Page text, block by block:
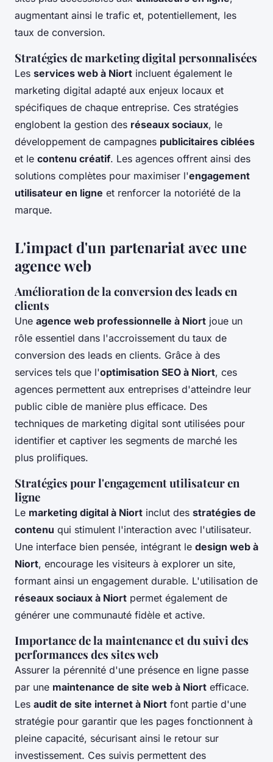
augmentant ainsi le trafic et, potentiellement, les
taux de conversion.
Stratégies de marketing digital personnalisées
Les services web à Niort incluent également le
marketing digital adapté aux enjeux locaux et
spécifiques de chaque entreprise. Ces stratégies
englobent la gestion des réseaux sociaux, le
développement de campagnes publicitaires ciblées
et le contenu créatif. Les agences offrent ainsi des
solutions complètes pour maximiser l'engagement
utilisateur en ligne et renforcer la notoriété de la
marque.
L'impact d'un partenariat avec une
agence web
Amélioration de la conversion des leads en
clients
Une agence web professionnelle à Niort joue un
rôle essentiel dans l'accroissement du taux de
conversion des leads en clients. Grâce à des
services tels que l'optimisation SEO à Niort, ces
agences permettent aux entreprises d'atteindre leur
public cible de manière plus efficace. Des
techniques de marketing digital sont utilisées pour
identifier et captiver les segments de marché les
plus prolifiques.
Stratégies pour l'engagement utilisateur en
ligne
Le marketing digital à Niort inclut des stratégies de
contenu qui stimulent l'interaction avec l'utilisateur.
Une interface bien pensée, intégrant le design web à
Niort, encourage les visiteurs à explorer un site,
formant ainsi un engagement durable. L'utilisation de
réseaux sociaux à Niort permet également de
générer une communauté fidèle et active.
Importance de la maintenance et du suivi des
performances des sites web
Assurer la pérennité d'une présence en ligne passe
par une maintenance de site web à Niort efficace.
Les audit de site internet à Niort font partie d'une
stratégie pour garantir que les pages fonctionnent à
pleine capacité, sécurisant ainsi le retour sur
investissement. Ces suivis permettent des